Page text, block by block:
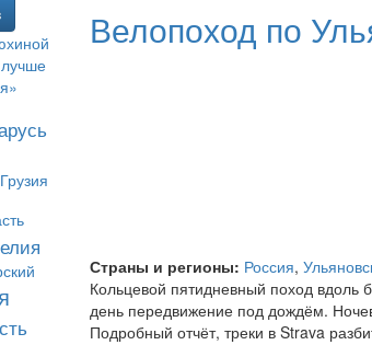
Велопоход по
Страны и регионы: Россия,
Кольцевой пятидневный поход вдоль
день передвижение под дождём.
Подробный отчёт, треки в Strava
Грузия